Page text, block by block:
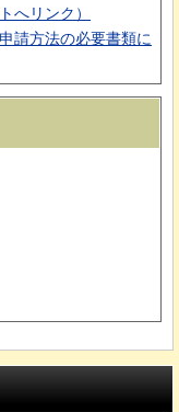
へリンク）
請方法の必要書類に